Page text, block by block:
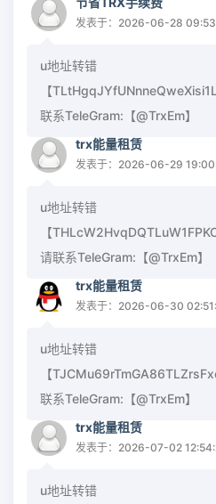
发表于：2026-06-28
u地址转错
【
联系TeleGram:【@TrxEm】
trx能量租赁
发表于：2026-06-29
u地址转错
【
请联系TeleGram:【@TrxEm】
trx能量租赁
发表于：2026-06-30
u地址转错
【
联系TeleGram:【@TrxEm】
trx能量租赁
发表于：2026-07-02
u地址转错